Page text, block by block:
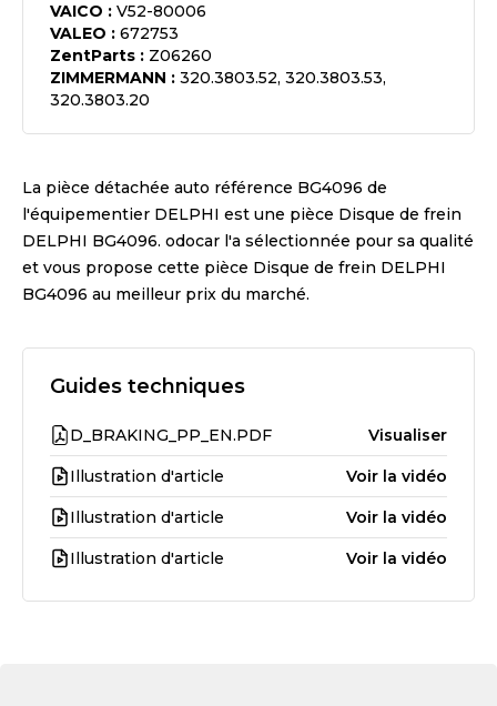
VAICO : V52-80006
VALEO : 672753
ZentParts : Z06260
ZIMMERMANN : 320.3803.52, 320.3803.53,
320.3803.20
La pièce détachée auto référence BG4096 de
l'équipementier DELPHI est une pièce Disque de frein
DELPHI BG4096. odocar l'a sélectionnée pour sa qualité
et vous propose cette pièce Disque de frein DELPHI
BG4096 au meilleur prix du marché.
Guides techniques
D_BRAKING_PP_EN.PDF Visualiser
Illustration d'article Voir la vidéo
Illustration d'article Voir la vidéo
Illustration d'article Voir la vidéo